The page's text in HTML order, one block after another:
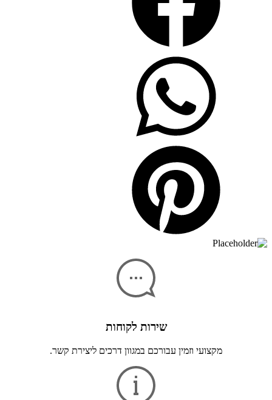
שירות לקוחות
מקצועי וזמין עבורכם במגוון דרכים ליצירת קשר.